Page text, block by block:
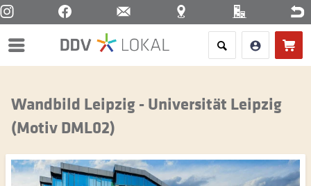
Menü
Wandbild Leipzig - Universität Leipzig
(Motiv DML02)